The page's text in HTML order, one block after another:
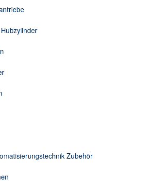
Zubehör